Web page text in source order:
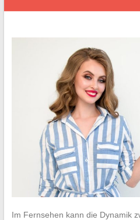
Im Fernsehen kann die Dynamik